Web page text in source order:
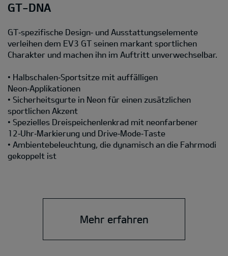
GT-DNA
GT‑spezifische Design‑ und Ausstattungselemente
verleihen dem EV3 GT seinen markant sportlichen
Charakter und machen ihn im Auftritt unverwechselbar.
• Halbschalen‑Sportsitze mit auffälligen
Neon‑Applikationen
• Sicherheitsgurte in Neon für einen zusätzlichen
sportlichen Akzent
• Spezielles Dreispeichenlenkrad mit neonfarbener
12‑Uhr‑Markierung und Drive‑Mode‑Taste
• Ambientebeleuchtung, die dynamisch an die Fahrmodi
gekoppelt ist
Mehr erfahren